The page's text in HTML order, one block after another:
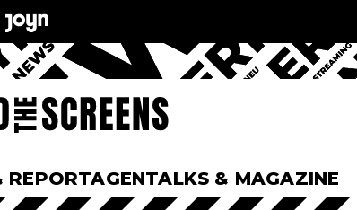
REPORTAGENTALKS & MAGAZINE